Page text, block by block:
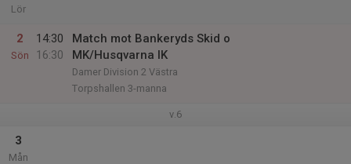
Lör
2
Sön
14:30
16:30
Match mot Bankeryds Skid o
MK/Husqvarna IK
Damer Division 2 Västra
Torpshallen 3-manna
v.6
3
Mån